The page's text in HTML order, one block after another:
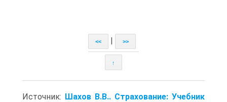
<< >>
↑
Источник: Шахов В.В.. Страхование: Учебник